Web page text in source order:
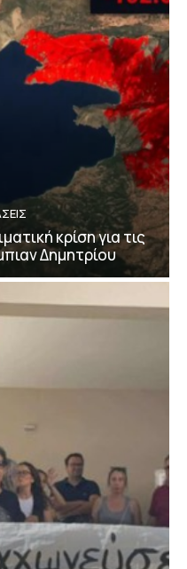
κρίση για τις
Δημητρίου